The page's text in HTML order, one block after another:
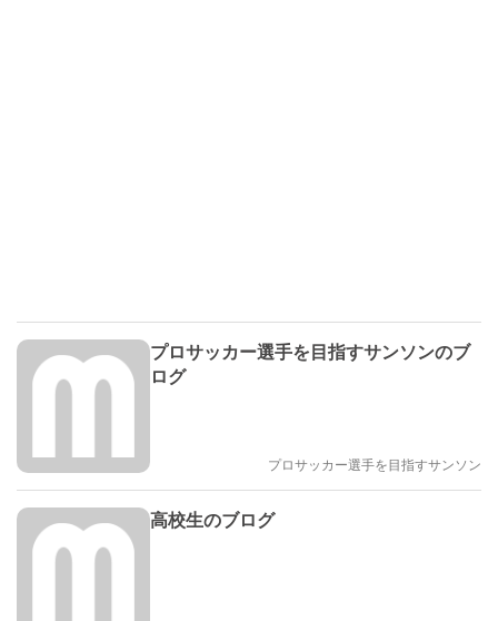
プロサッカー選手を目指すサンソンのブ
ログ
プロサッカー選手を目指すサンソン
高校生のブログ